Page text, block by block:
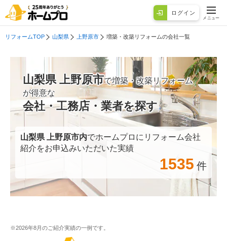
ログイン
メニュー
リフォームTOP 山梨県 上野原市 増築・改築リフォームの会社一覧
山梨県 上野原市で増築・改築リフォーム
が得意な
会社・工務店・業者を探す
山梨県 上野原市内でホームプロにリフォーム会社
紹介をお申込みいただいた実績
1535 件
※2026年8月のご紹介実績の一例です。